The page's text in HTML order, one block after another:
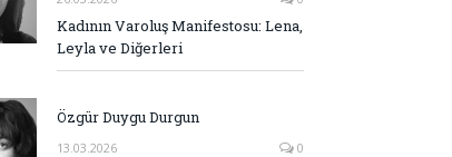
Kadının Varoluş Manifestosu: Lena,
Leyla ve Diğerleri
Özgür Duygu Durgun
13.03.2026 0